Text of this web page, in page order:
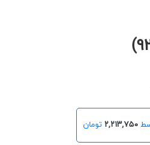
۲,۲۱۳,۷۵۰ تومان